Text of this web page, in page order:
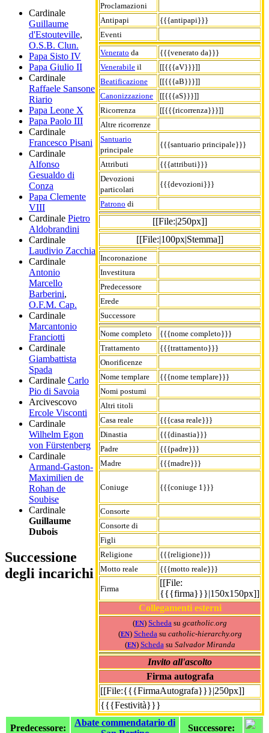
Proclamazioni
Antipapi
{{{antipapi}}}
Eventi
Venerato da
{{{venerato da}}}
Venerabile il
[[{{{aV}}}]]
Beatificazione
[[{{{aB}}}]]
Canonizzazione
[[{{{aS}}}]]
Ricorrenza
[[{{{ricorrenza}}}]]
Altre ricorrenze
Santuario
principale
{{{santuario principale}}}
Attributi
{{{attributi}}}
Devozioni
particolari
{{{devozioni}}}
Patrono di
[[File:|250px]]
[[File:|100px|Stemma]]
Incoronazione
Investitura
Predecessore
Erede
Successore
Nome completo
{{{nome completo}}}
Trattamento
{{{trattamento}}}
Onorificenze
Nome templare
{{{nome templare}}}
Nomi postumi
Altri titoli
Casa reale
{{{casa reale}}}
Dinastia
{{{dinastia}}}
Padre
{{{padre}}}
Madre
{{{madre}}}
Coniuge {{{coniuge 1}}}
Consorte
Consorte di
Figli
Religione
{{{religione}}}
Motto reale
{{{motto reale}}}
Firma
[[File:
{{{firma}}}|150x150px]]
Collegamenti esterni
(EN) Scheda su gcatholic.org
(EN) Scheda su catholic-hierarchy.org
(EN) Scheda su Salvador Miranda
Invito all'ascolto
Firma autografa
[[File:{{{FirmaAutografa}}}|250px]]
{{{Festività}}}
Cardinale
Guillaume
d'Estouteville,
O.S.B. Clun.
Papa Sisto IV
Papa Giulio II
Cardinale
Raffaele Sansone
Riario
Papa Leone X
Papa Paolo III
Cardinale
Francesco Pisani
Cardinale
Alfonso
Gesualdo di
Conza
Papa Clemente
VIII
Cardinale Pietro
Aldobrandini
Cardinale
Laudivio Zacchia
Cardinale
Antonio
Marcello
Barberini,
O.F.M. Cap.
Cardinale
Marcantonio
Franciotti
Cardinale
Giambattista
Spada
Cardinale Carlo
Pio di Savoia
Arcivescovo
Ercole Visconti
Cardinale
Wilhelm Egon
von Fürstenberg
Cardinale
Armand-Gaston-
Maximilien de
Rohan de
Soubise
Cardinale
Guillaume
Dubois
Successione
degli incarichi
Predecessore:
Abate commendatario di
Successore: